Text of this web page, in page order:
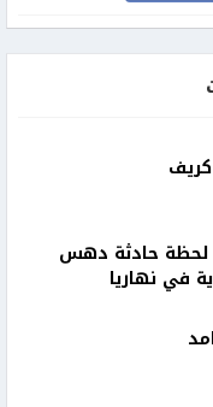
لحظة حادثة دهس
في نهاريا